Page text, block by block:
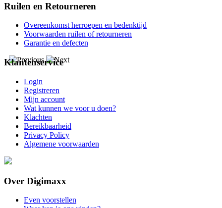
Ruilen en Retourneren
Overeenkomst herroepen en bedenktijd
Voorwaarden ruilen of retourneren
Garantie en defecten
Klantenservice
Login
Registreren
Mijn account
Wat kunnen we voor u doen?
Klachten
Bereikbaarheid
Privacy Policy
Algemene voorwaarden
Over Digimaxx
Even voorstellen